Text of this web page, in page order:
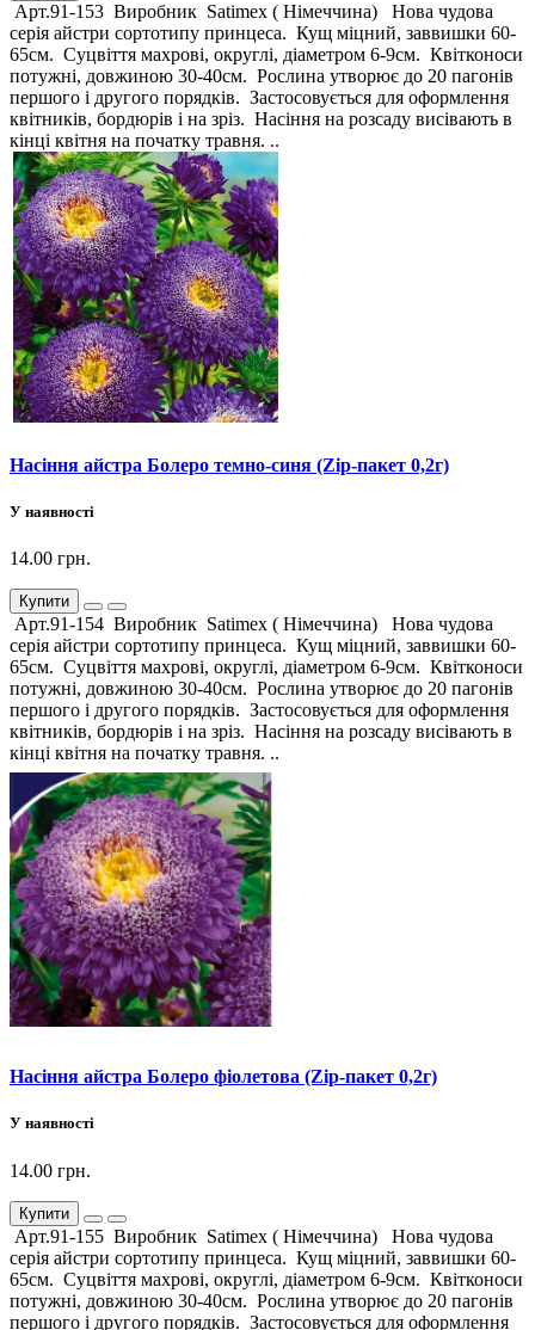
Арт.91-153 Виробник Satimex ( Німеччина) Нова чудова
серія айстри сортотипу принцеса. Кущ міцний, заввишки 60-
65см. Суцвіття махрові, округлі, діаметром 6-9см. Квітконоси
потужні, довжиною 30-40см. Рослина утворює до 20 пагонів
першого і другого порядків. Застосовується для оформлення
квітників, бордюрів і на зріз. Насіння на розсаду висівають в
кінці квітня на початку травня. ..
Насіння айстра Болеро темно-синя (Zip-пакет 0,2г)
У наявності
14.00 грн.
Купити
Арт.91-154 Виробник Satimex ( Німеччина) Нова чудова
серія айстри сортотипу принцеса. Кущ міцний, заввишки 60-
65см. Суцвіття махрові, округлі, діаметром 6-9см. Квітконоси
потужні, довжиною 30-40см. Рослина утворює до 20 пагонів
першого і другого порядків. Застосовується для оформлення
квітників, бордюрів і на зріз. Насіння на розсаду висівають в
кінці квітня на початку травня. ..
Насіння айстра Болеро фіолетова (Zip-пакет 0,2г)
У наявності
14.00 грн.
Купити
Арт.91-155 Виробник Satimex ( Німеччина) Нова чудова
серія айстри сортотипу принцеса. Кущ міцний, заввишки 60-
65см. Суцвіття махрові, округлі, діаметром 6-9см. Квітконоси
потужні, довжиною 30-40см. Рослина утворює до 20 пагонів
першого і другого порядків. Застосовується для оформлення